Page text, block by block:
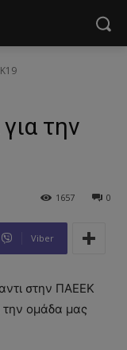
την
0
1657
Viber
στην ΠΑΕΕΚ
ομάδα μας